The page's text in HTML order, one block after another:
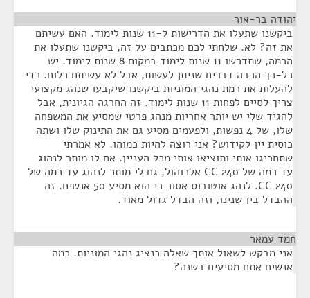
יהודה בר-אור
ביקשנו שתעלו את הדרישות ל-11 שנות לימוד. האם עשיתם
את זה? לא. שלחתי לכם מכתבים על זה, ביקשנו שתעלו את
הרמה, שתדרשו 11 שנות לימוד במקום 8 שנות לימוד. יש
כל-כך הרבה דברים שניתן לעשות, אבל לא עשיתם כלום. כדי
להעלות את רמת נהגי המוניות ביקשנו שיקבעו שנהג מקצועי
צריך לסיים לפחות 11 שנות לימוד. זה החרגה הגיונית, אבל
להגיד שלי יש יותר אחריות מנהג פרטי שמסיע את המשפחה
שלו, של 4 נפשות, ולפעמים מסיע גם את התינוק שלו ושתה
כוסית יין לקידוש? אני רוצה להיות כמוהו. לא אמרתי
שתחריגו אותי ותוציאו אותי מכל העניין. אם לו מותר לנהוג
עד רמה של 240 CC אלכוהול, גם לי מותר לנהוג עד כמה של
240 CC. לנהג אוטובוס אסור כי הוא מסיע 50 אנשים. זה
ההבדל בין שנינו, וזה הבדל גדול מאוד.
חמד עמאר
אני מבקש לשאול אותך שאלה כנציג נהגי המוניות. כמה
אנשים אתם מסיעים בשנה?